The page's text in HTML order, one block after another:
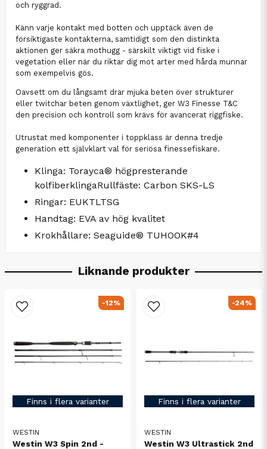
och ryggrad.
Känn varje kontakt med botten och upptäck även de
försiktigaste kontakterna, samtidigt som den distinkta
aktionen ger säkra mothugg - särskilt viktigt vid fiske i
vegetation eller när du riktar dig mot arter med hårda munnar
som exempelvis gös.
Oavsett om du långsamt drar mjuka beten över strukturer
eller twitchar beten genom växtlighet, ger W3 Finesse T&C
den precision och kontroll som krävs för avancerat riggfiske.
Utrustat med komponenter i toppklass är denna tredje
generation ett självklart val för seriösa finessefiskare.
Klinga: Torayca® högpresterande
kolfiberklingaRullfäste: Carbon SKS-LS
Ringar: EUKTLTSG
Handtag: EVA av hög kvalitet
Krokhållare: Seaguide® TUHOOK#4
Liknande produkter
Finns i flera varianter
WESTIN
Westin W3 Spin 2nd -
-12%
Finns i flera varianter
WESTIN
Westin W3 Ultrastick 2nd
-24%